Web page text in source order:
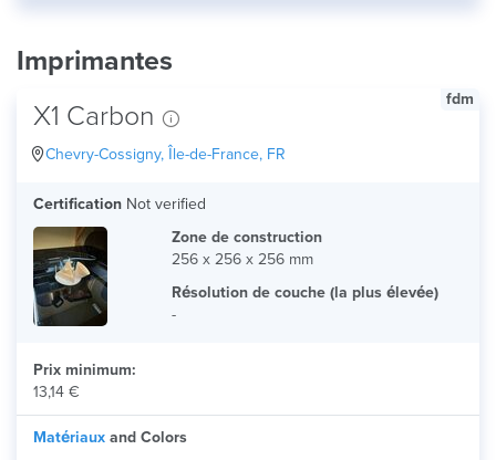
Imprimantes
fdm
X1 Carbon
Chevry-Cossigny, Île-de-France, FR
Certification Not verified
Zone de construction
256 x 256 x 256 mm
Résolution de couche (la plus élevée)
-
Prix minimum:
13,14 €
Matériaux and Colors